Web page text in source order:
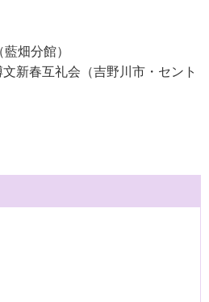
畑分館）
新春互礼会（吉野川市・セント